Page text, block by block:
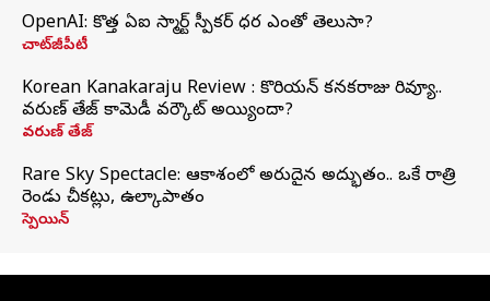
OpenAI: కొత్త ఏఐ స్మార్ట్ స్పీకర్ ధర ఎంతో తెలుసా?
చాట్‌జీపీటీ
Korean Kanakaraju Review : కొరియన్ కనకరాజు రివ్యూ..
వరుణ్ తేజ్ కామెడీ వర్కౌట్ అయ్యిందా?
వరుణ్ తేజ్
Rare Sky Spectacle: ఆకాశంలో అరుదైన అద్భుతం.. ఒకే రాత్రి
రెండు చీకట్లు, ఉల్కాపాతం
స్పెయిన్